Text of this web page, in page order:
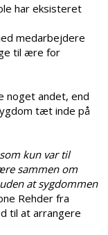
har eksisteret
medarbejdere
til ære for
noget andet, end
tæt inde på
kun var til
sammen om
at sygdommen
Rehder fra
til at arrangere